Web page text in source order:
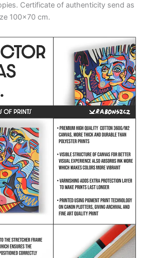
Certificate of authenticity send as
100×70 cm.